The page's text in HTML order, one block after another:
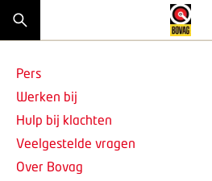
Pers
Werken bij
Hulp bij klachten
Veelgestelde vragen
Over Bovag